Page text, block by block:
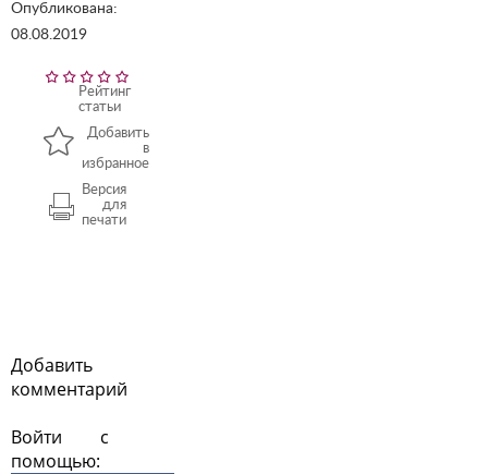
Опубликована:
08.08.2019
Рейтинг
статьи
Добавить
в
избранное
Версия
для
печати
Добавить
комментарий
Войти с
помощью: